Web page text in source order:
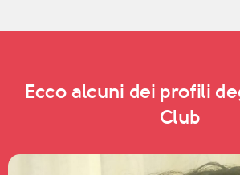
Ecco alcuni dei profili
Club